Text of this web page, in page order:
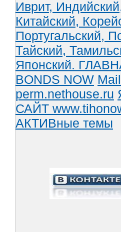
Иврит,
Китайский,
Португальский,
Тайский,
Японский.
BONDS NOW
perm.nethouse.ru
САЙТ
АКТИВные темы